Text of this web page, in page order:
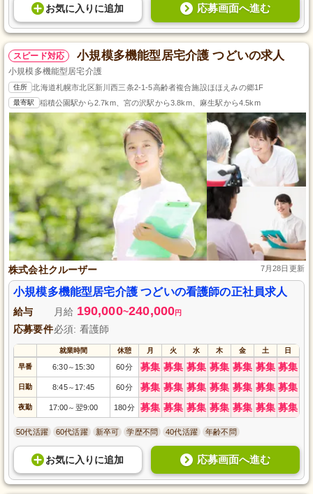
お気に入り に追加 応募画面へ進む
スピード対応 小規模多機能型居宅介護 つどいの求人
小規模多機能型居宅介護
住所 北海道札幌市北区新川西三条2-1-5高齢者複合施設ほほえみの郷1F
最寄駅 稲積公園駅から2.7km、宮の沢駅から3.8km、麻生駅から4.5km
株式会社クルーザー 7月28日更新
小規模多機能型居宅介護 つどいの看護師の正社員求人
給与 月給 190,000~240,000円
応募要件必須: 看護師
就業時間 休憩 月 火 水 木 金 土 日
早番 6:30～ 15:30 60分 募集 募集 募集 募集 募集 募集 募集
日勤 8:45～ 17:45 60分 募集 募集 募集 募集 募集 募集 募集
夜勤 17:00～ 翌9:00 180分 募集 募集 募集 募集 募集 募集 募集
50代活躍 60代活躍 新卒可 学歴不問 40代活躍 年齢不問
お気に入り に追加 応募画面へ進む